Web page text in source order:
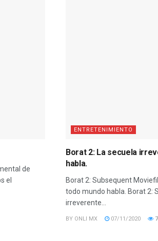
de
el
ENTRETENIMIENTO
Borat 2: La secuela
habla.
Borat 2: Subsequent
todo mundo habla. Borat 2:
irreverente...
BY ONLI MX 07/11/2020